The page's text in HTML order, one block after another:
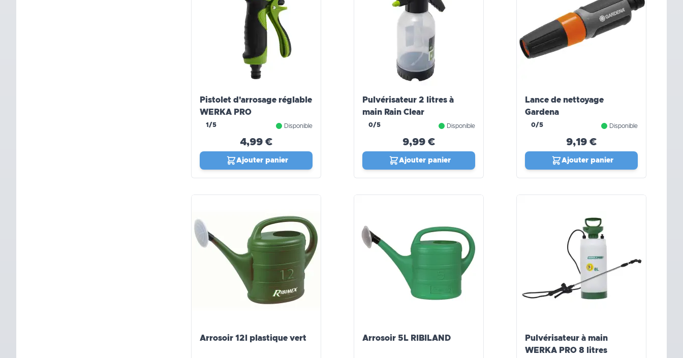
Pistolet d'arrosage réglable
WERKA PRO
1/5 Disponible
4,99 €
Ajouter panier
Pulvérisateur 2 litres à
main Rain Clear
0/5 Disponible
9,99 €
Ajouter panier
Lance de nettoyage
Gardena
0/5 Disponible
9,19 €
Ajouter panier
Arrosoir 12l plastique vert Arrosoir 5L RIBILAND
Pulvérisateur à main
WERKA PRO 8 litres